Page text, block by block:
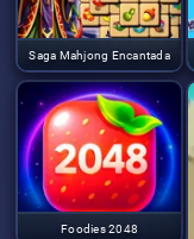
Saga Mahjong Encantada
Foodies 2048